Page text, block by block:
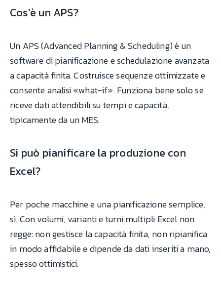
Cos'è un APS?
Un APS (Advanced Planning & Scheduling) è un
software di pianificazione e schedulazione avanzata
a capacità finita. Costruisce sequenze ottimizzate e
consente analisi «what-if». Funziona bene solo se
riceve dati attendibili su tempi e capacità,
tipicamente da un MES.
Si può pianificare la produzione con
Excel?
Per poche macchine e una pianificazione semplice,
sì. Con volumi, varianti e turni multipli Excel non
regge: non gestisce la capacità finita, non ripianifica
in modo affidabile e dipende da dati inseriti a mano,
spesso ottimistici.